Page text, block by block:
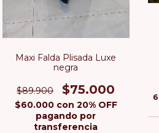
Maxi Falda Plisada Luxe
negra
$89.900 $75.000
$60.000 con 20% OFF
pagando por
transferencia
6